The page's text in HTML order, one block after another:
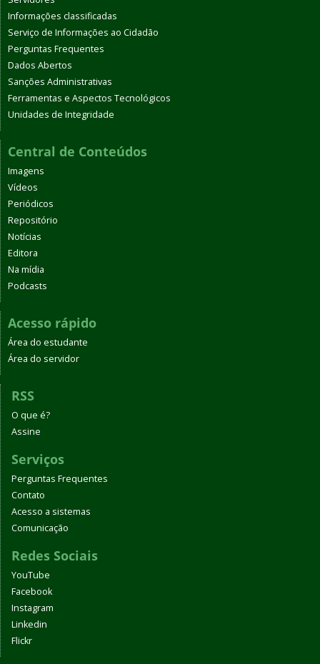
Informações classificadas
Serviço de Informações ao Cidadão
Perguntas Frequentes
Dados Abertos
Sanções Administrativas
Ferramentas e Aspectos Tecnológicos
Unidades de Integridade
Central de Conteúdos
Imagens
Vídeos
Periódicos
Repositório
Notícias
Editora
Na mídia
Podcasts
Acesso rápido
Área do estudante
Área do servidor
RSS
O que é?
Assine
Serviços
Perguntas Frequentes
Contato
Acesso a sistemas
Comunicação
Redes Sociais
YouTube
Facebook
Instagram
Linkedin
Flickr